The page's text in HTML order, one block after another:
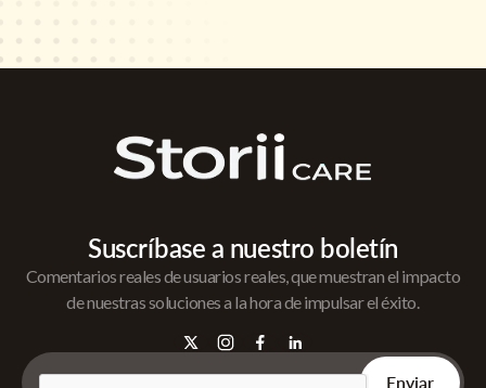
Suscríbase a nuestro boletín
Comentarios reales de usuarios reales, que muestran el impacto
de nuestras soluciones a la hora de impulsar el éxito.